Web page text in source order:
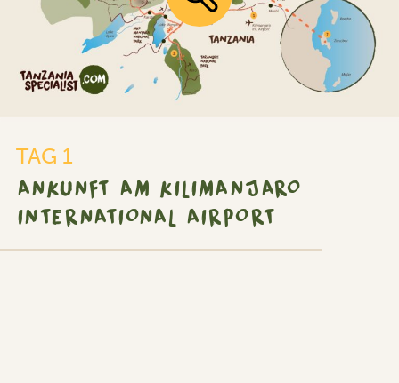
TAG 1
ANKUNFT AM KILIMANJARO
INTERNATIONAL AIRPORT